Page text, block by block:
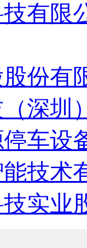
有限
份有
深圳
停车设
技术
实业